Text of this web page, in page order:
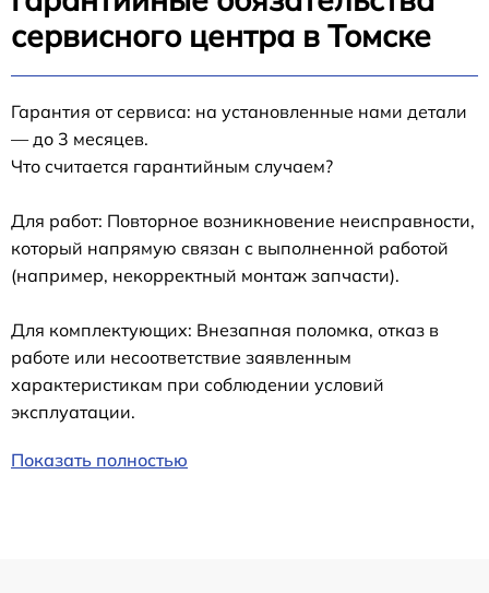
сервисного центра в Томске
Гарантия от сервиса: на установленные нами детали
— до 3 месяцев.
Что считается гарантийным случаем?
Для работ: Повторное возникновение неисправности,
который напрямую связан с выполненной работой
(например, некорректный монтаж запчасти).
Для комплектующих: Внезапная поломка, отказ в
работе или несоответствие заявленным
характеристикам при соблюдении условий
эксплуатации.
Показать полностью